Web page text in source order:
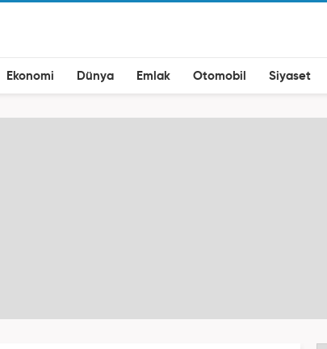
Ekonomi Dünya Emlak Otomobil Siyaset